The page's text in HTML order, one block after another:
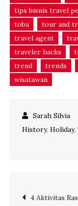
tips bisnis travel
toba
tour and
travel agent
traveler hacks
trend
trends
wisatawan
History, Holiday,
Keindahan
Post
4 Aktivitas